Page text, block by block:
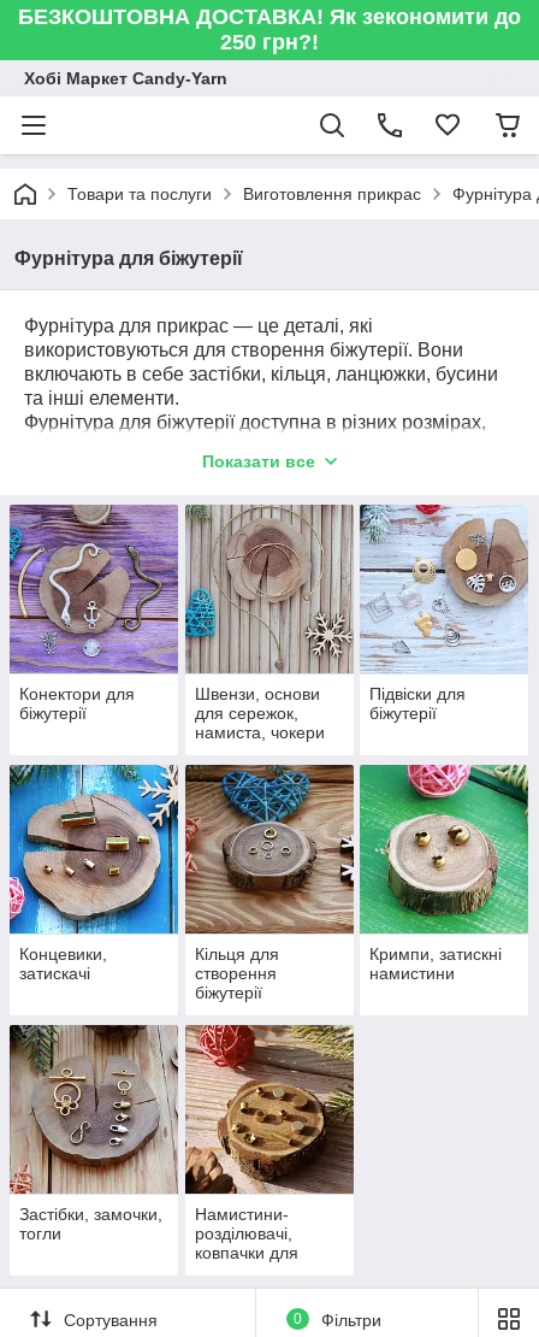
БЕЗКОШТОВНА ДОСТАВКА! Як зекономити до
250 грн?!
Хобі Маркет Candy-Yarn
Товари та послуги Виготовлення прикрас Фурнітура
Фурнітура для біжутерії
Фурнітура для прикрас — це деталі, які
використовуються для створення біжутерії. Вони
включають в себе застібки, кільця, ланцюжки, бусини
та інші елементи.
Фурнітура для біжутерії доступна в різних розмірах,
виготовляти різноманітні вироби: браслети, кольє,
створювати прикраси в класичному або авангардному
стилі. Фурнітура для рукоділля є досить доступною, що
робить її популярною серед тих, хто хоче створювати
свої ексклюзивні речі.
Показати все
Конектори для
біжутерії
Швензи, основи
для сережок,
намиста, чокери
Підвіски для
біжутерії
Концевики,
затискачі
Кільця для
створення
біжутерії
Кримпи, затискні
намистини
Застібки, замочки,
тогли
Намистини-
розділювачі,
ковпачки для
Сортування 0 Фільтри